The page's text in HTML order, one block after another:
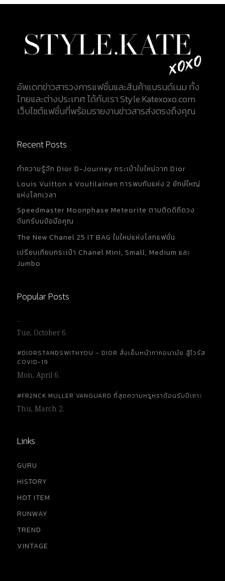
อัพเดทข่าวสารวงการแฟชั่นและสินค้าแบรนด์เนม ทั้ง
ไทยและต่างประเทศ ได้กับเรา Style.Katexoxo.com
เว็บไซต์แฟชั่นที่พร้อมรายงานข่าวสารส่งตรงถึงคุณ
Recent Posts
ทำความรู้จัก Dior D-Journey กระเป๋าใบใหม่จาก Dior
Louis Vuitton x Voutilainen การพบกันแห่ง 2 ยักษ์ใหญ่
แห่งโลกเวลา
Speedmaster Moonphase Meteorite ตามติดดิถีดวง
จันทร์บนข้อมือคุณ
The New Chanel 25 IT BAG ใบใหม่แห่งโลกแฟชั่น
เปรียบเทียบกระเป๋า Chanel Mini, Small, Medium และ
Jumbo
Popular Posts
…
Tue, October 6.
#DIORSTANDSWITHYOU – DIOR สั่งเย็บหน้ากากอนามัย สู้ไวรัส
COVID-19
Mon, April 6.
#FR2NCK MULLER VANGUARD ที่สุดความหรูหราต้อนรับปีเถาะ
Thu, March 2.
Links
GURU
HISTORY
HOT ITEM
RUNWAY
TREND
VINTAGE